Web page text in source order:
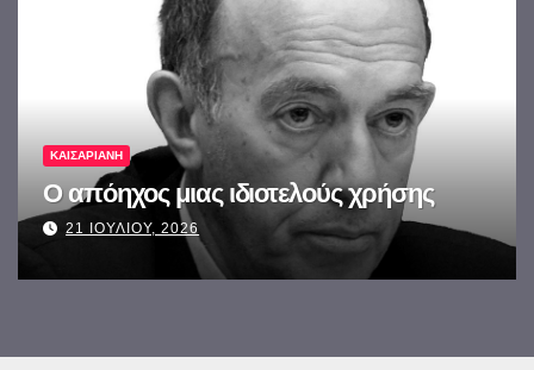
ΚΑΙΣΑΡΙΑΝΗ
Ο απόηχος μιας ιδιοτελούς χρήσης
21 ΙΟΥΛΙΟΥ, 2026